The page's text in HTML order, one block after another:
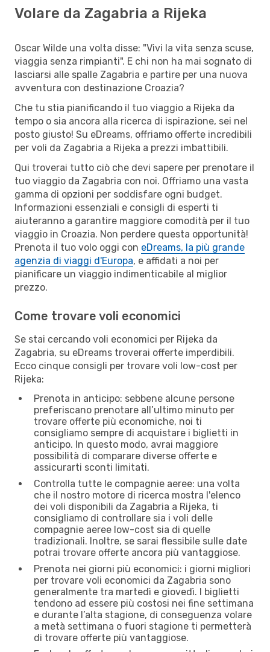
Volare da Zagabria a Rijeka
Oscar Wilde una volta disse: "Vivi la vita senza scuse,
viaggia senza rimpianti". E chi non ha mai sognato di
lasciarsi alle spalle Zagabria e partire per una nuova
avventura con destinazione Croazia?
Che tu stia pianificando il tuo viaggio a Rijeka da
tempo o sia ancora alla ricerca di ispirazione, sei nel
posto giusto! Su eDreams, offriamo offerte incredibili
per voli da Zagabria a Rijeka a prezzi imbattibili.
Qui troverai tutto ciò che devi sapere per prenotare il
tuo viaggio da Zagabria con noi. Offriamo una vasta
gamma di opzioni per soddisfare ogni budget.
Informazioni essenziali e consigli di esperti ti
aiuteranno a garantire maggiore comodità per il tuo
viaggio in Croazia. Non perdere questa opportunità!
Prenota il tuo volo oggi con eDreams, la più grande
agenzia di viaggi d'Europa, e affidati a noi per
pianificare un viaggio indimenticabile al miglior
prezzo.
Come trovare voli economici
Se stai cercando voli economici per Rijeka da
Zagabria, su eDreams troverai offerte imperdibili.
Ecco cinque consigli per trovare voli low-cost per
Rijeka:
Prenota in anticipo: sebbene alcune persone
preferiscano prenotare all’ultimo minuto per
trovare offerte più economiche, noi ti
consigliamo sempre di acquistare i biglietti in
anticipo. In questo modo, avrai maggiore
possibilità di comparare diverse offerte e
assicurarti sconti limitati.
Controlla tutte le compagnie aeree: una volta
che il nostro motore di ricerca mostra l'elenco
dei voli disponibili da Zagabria a Rijeka, ti
consigliamo di controllare sia i voli delle
compagnie aeree low-cost sia di quelle
tradizionali. Inoltre, se sarai flessibile sulle date
potrai trovare offerte ancora più vantaggiose.
Prenota nei giorni più economici: i giorni migliori
per trovare voli economici da Zagabria sono
generalmente tra martedì e giovedì. I biglietti
tendono ad essere più costosi nei fine settimana
e durante l’alta stagione, di conseguenza volare
a metà settimana o fuori stagione ti permetterà
di trovare offerte più vantaggiose.